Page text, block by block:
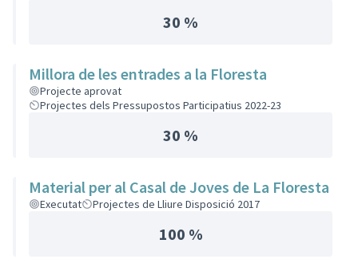
30 %
Millora de les entrades a la Floresta
Projecte aprovat
Projectes dels Pressupostos Participatius 2022-23
30 %
Material per al Casal de Joves de La Floresta
Executat Projectes de Lliure Disposició 2017
100 %